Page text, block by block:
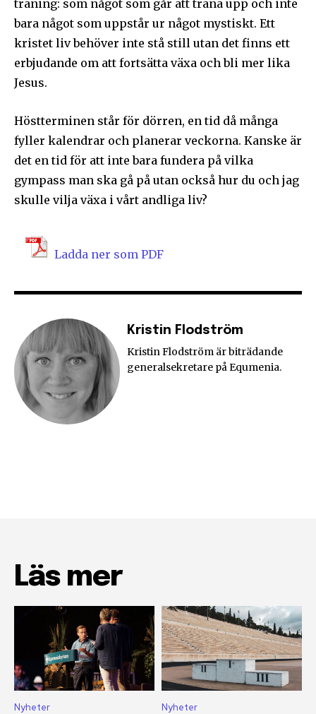
träning: som något som går att träna upp och inte
bara något som uppstår ur något mystiskt. Ett
kristet liv behöver inte stå still utan det finns ett
erbjudande om att fortsätta växa och bli mer lika
Jesus.
Höstterminen står för dörren, en tid då många
fyller kalendrar och planerar veckorna. Kanske är
det en tid för att inte bara fundera på vilka
gympass man ska gå på utan också hur du och jag
skulle vilja växa i vårt andliga liv?
Ladda ner som PDF
Kristin Flodström
Kristin Flodström är biträdande
generalsekretare på Equmenia.
Läs mer
Nyheter Nyheter